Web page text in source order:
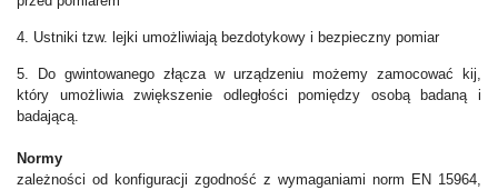
4. Ustniki tzw. lejki umożliwiają bezdotykowy i bezpieczny pomiar
5.
Do gwintowanego złącza w urządzeniu możemy zamocować kij,
który umożliwia zwiększenie odległości pomiędzy osobą badaną i
badającą.
Normy
zależności od konfiguracji zgodność z wymaganiami norm EN 15964,